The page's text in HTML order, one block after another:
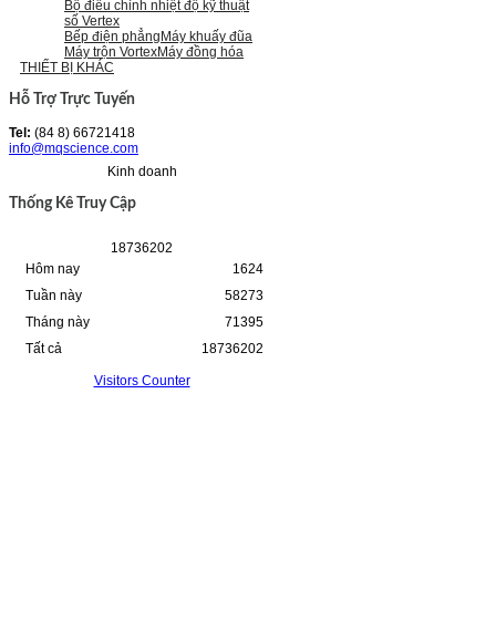
Bộ điều chỉnh nhiệt độ kỹ thuật
số Vertex
Bếp điện phẳng Máy khuấy đũa
Máy trộn VortexMáy đồng hóa
THIẾT BỊ KHÁC
Hỗ Trợ Trực Tuyến
Tel: (84 8) 66721418
info@mqscience.com
Kinh doanh
Thống Kê Truy Cập
18736202
Hôm nay
Tuần này
Tháng này
Tất cả
1624
58273
71395
18736202
Visitors Counter